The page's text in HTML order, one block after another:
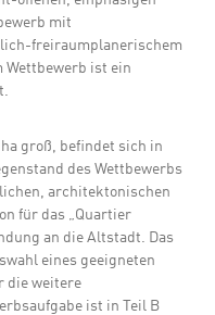
mit
freiraumplanerischem
Wettbewerb ist ein
groß, befindet sich in
des Wettbewerbs
architektonischen
für das „Quartier
an die Altstadt. Das
eines geeigneten
die weitere
ist in Teil B